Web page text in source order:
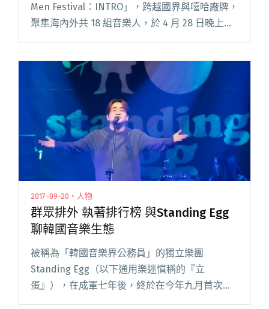
Men Festival：INTRO」，跨越國界與嘻哈廠牌，
聚集海內外共 18 組音樂人，於 4 月 28 日晚上輪
大公開 18組藝人、50首歌曲、輪番嗨唱4小時"
2017-09-20・人物
群眾排外 執著排行榜 與Standing Egg
聊韓國音樂生態
被稱為「韓國音樂界公務員」的獨立樂團
Standing Egg（以下通用樂迷慣稱的『立
蛋』），在成軍七年後，終於在今年九月首次來
台演出，在 Legacy 獻唱。專場前兩天，先飛來